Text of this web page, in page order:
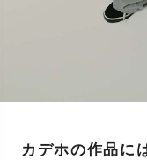
カデホの作品に